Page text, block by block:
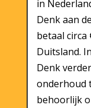
in
Denk aan
betaal
Duitsland.
Denk
onderhoud
behoorlijk